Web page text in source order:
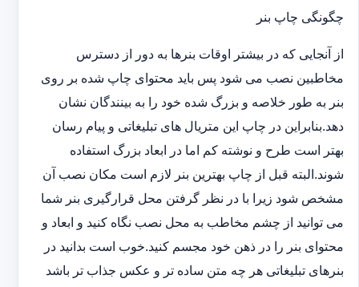
چگونگی چاپ بنر
از آنجایی که در بیشتر اوقات بنرها به دور از دسترس
مخاطبین نصب می شود پس باید محتوای چاپ شده بر روی
بنر به طور خلاصه و بزرگ شده خود را به بینندگان نشان
دهد.بنابراین در چاپ این متریال های تبلیغاتی و پیام رسان
بهتر است طرح و نوشته کم اما در ابعاد بزرگ استفاده
شوند.البته قبل از چاپ بهترین بنر لازم است مکان نصب آن
مشخص شود زیرا با در نظر گرفتن محل قرارگیری بنر شما
می توانید از چشم مخاطب به محل نصب نگاه کنید و ابعاد و
محتوای بنر را در ذهن خود مجسم کنید.خوب است بدانید در
بنرهای تبلیغاتی هر چه متن ساده تر و عکس جذاب تر باشد